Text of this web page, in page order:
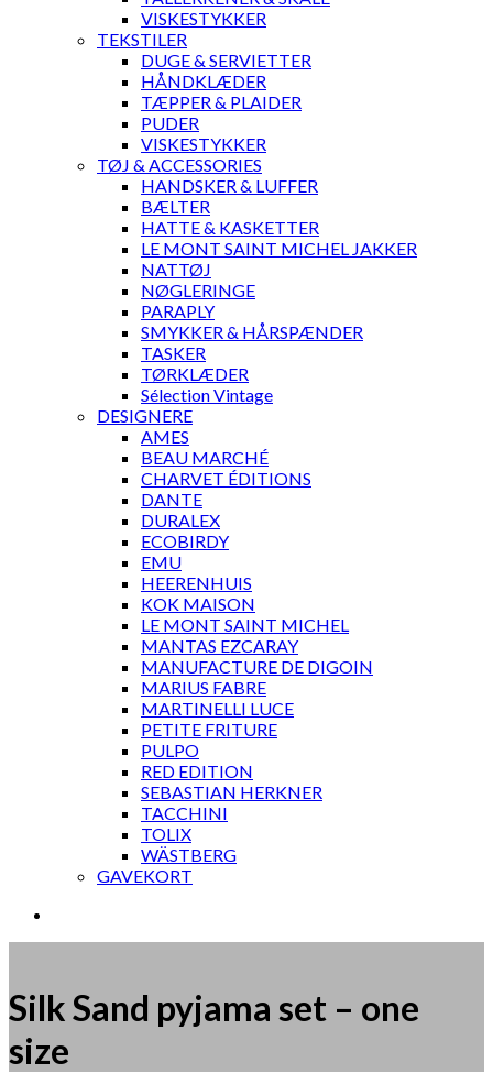
VISKESTYKKER
TEKSTILER
DUGE & SERVIETTER
HÅNDKLÆDER
TÆPPER & PLAIDER
PUDER
VISKESTYKKER
TØJ & ACCESSORIES
HANDSKER & LUFFER
BÆLTER
HATTE & KASKETTER
LE MONT SAINT MICHEL JAKKER
NATTØJ
NØGLERINGE
PARAPLY
SMYKKER & HÅRSPÆNDER
TASKER
TØRKLÆDER
Sélection Vintage
DESIGNERE
AMES
BEAU MARCHÉ
CHARVET ÉDITIONS
DANTE
DURALEX
ECOBIRDY
EMU
HEERENHUIS
KOK MAISON
LE MONT SAINT MICHEL
MANTAS EZCARAY
MANUFACTURE DE DIGOIN
MARIUS FABRE
MARTINELLI LUCE
PETITE FRITURE
PULPO
RED EDITION
SEBASTIAN HERKNER
TACCHINI
TOLIX
WÄSTBERG
GAVEKORT
Silk Sand pyjama set – one
size